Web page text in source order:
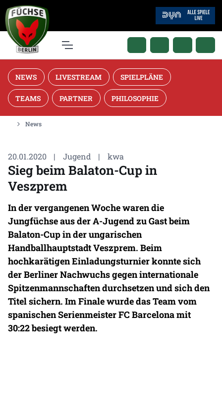
NEWS LIVESTREAM SPIELPLÄNE
TEAMS PARTNER PHILOSOPHIE
News
20.01.2020 | Jugend | kwa
Sieg beim Balaton-Cup in
Veszprem
In der vergangenen Woche waren die
Jungfüchse aus der A-Jugend zu Gast beim
Balaton-Cup in der ungarischen
Handballhauptstadt Veszprem. Beim
hochkarätigen Einladungsturnier konnte sich
der Berliner Nachwuchs gegen internationale
Spitzenmannschaften durchsetzen und sich den
Titel sichern. Im Finale wurde das Team vom
spanischen Serienmeister FC Barcelona mit
30:22 besiegt werden.